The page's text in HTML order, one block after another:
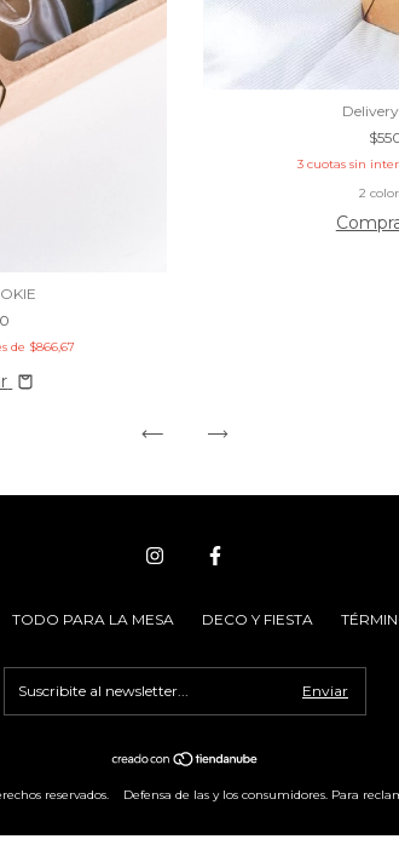
de $866,67
3 cuotas sin
2
TODO PARA LA MESA DECO Y FIESTA
reservados. Defensa de las y los consumidores. Para